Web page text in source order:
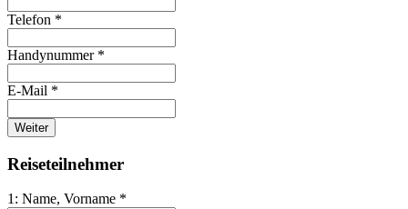
Telefon *
Handynummer *
E-Mail *
Weiter
Reiseteilnehmer
1: Name, Vorname *